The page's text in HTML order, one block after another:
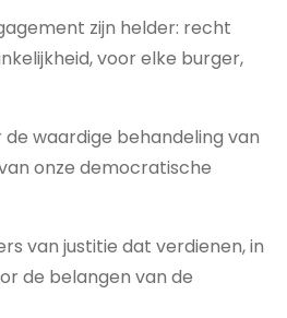
zijn helder: recht
voor elke burger,
waardige behandeling van
onze democratische
van justitie dat verdienen, in
de belangen van de